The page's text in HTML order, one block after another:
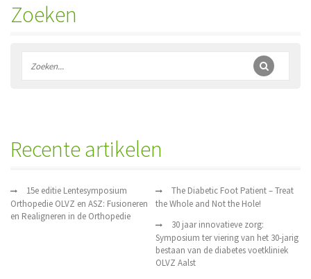
Zoeken
Recente artikelen
15e editie Lentesymposium
Orthopedie OLVZ en ASZ: Fusioneren
en Realigneren in de Orthopedie
The Diabetic Foot Patient – Treat
the Whole and Not the Hole!
30 jaar innovatieve zorg:
Symposium ter viering van het 30-jarig
bestaan van de diabetes voetkliniek
OLVZ Aalst